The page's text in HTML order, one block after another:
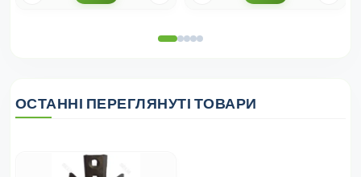
ОСТАННІ ПЕРЕГЛЯНУТІ ТОВАРИ